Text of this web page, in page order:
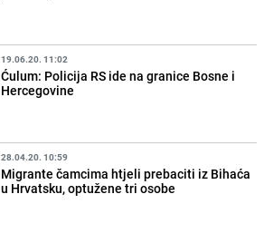
19.06.20. 11:02
Ćulum: Policija RS ide na granice Bosne i
Hercegovine
28.04.20. 10:59
Migrante čamcima htjeli prebaciti iz Bihaća
u Hrvatsku, optužene tri osobe